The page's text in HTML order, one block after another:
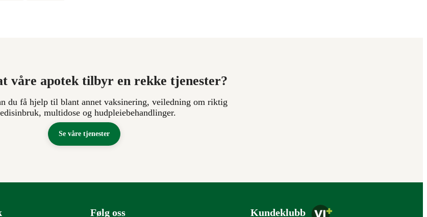
våre apotek tilbyr en rekke tjenester?
du få hjelp til blant annet vaksinering, veiledning om riktig
multidose og hudpleiebehandlinger.
Se våre tjenester
Følg oss Kundeklubb